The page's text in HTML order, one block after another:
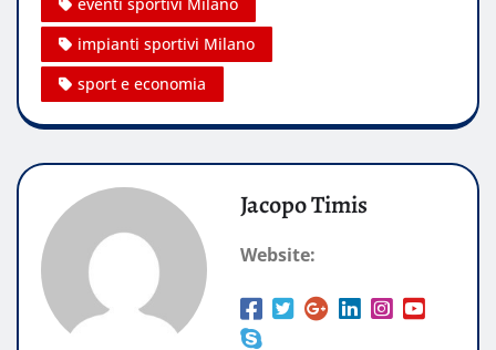
impianti sportivi Milano
sport e economia
Jacopo Timis
Website: